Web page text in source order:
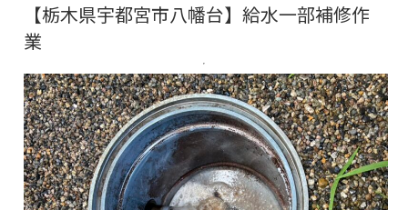
【栃木県宇都宮市八幡台】給水一部補修作
業